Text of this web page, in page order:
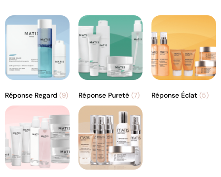
Réponse Regard (9) Réponse Pureté (7) Réponse Éclat (5)